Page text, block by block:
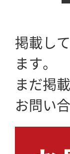
掲載し
ます。
まだ掲
お問い